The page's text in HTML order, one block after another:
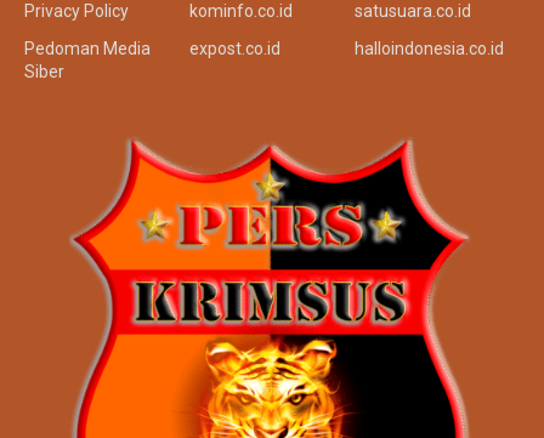
Privacy Policy
Pedoman Media
Siber
kominfo.co.id
expost.co.id
satusuara.co.id
halloindonesia.co.id